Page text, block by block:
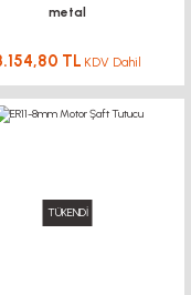
metal
TL KDV Dahil
TÜKENDİ